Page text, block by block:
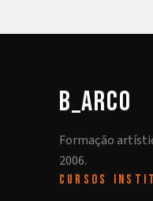
b_arco
Formação
2006.
CURSOS